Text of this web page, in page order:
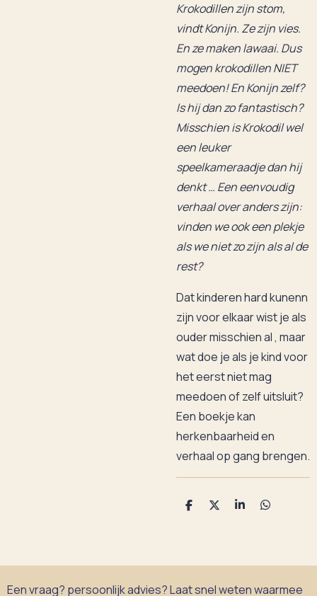
Krokodillen zijn stom,
vindt Konijn. Ze zijn vies.
En ze maken lawaai. Dus
mogen krokodillen NIET
meedoen! En Konijn zelf?
Is hij dan zo fantastisch?
Misschien is Krokodil wel
een leuker
speelkameraadje dan hij
denkt … Een eenvoudig
verhaal over anders zijn:
vinden we ook een plekje
als we niet zo zijn als al de
rest?
Dat kinderen hard kunenn
zijn voor elkaar wist je als
ouder misschien al , maar
wat doe je als je kind voor
het eerst niet mag
meedoen of zelf uitsluit?
Een boekje kan
herkenbaarheid en
verhaal op gang brengen.
D
D
S
D
Een vraag? persoonlijk advies? Laat snel weten waarmee